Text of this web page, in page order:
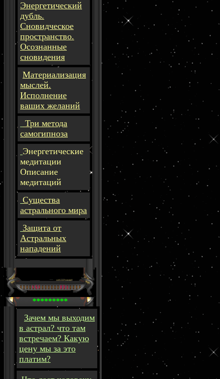
Энергетический
дубль.
Сновидческое
пространство.
Осознанные
сновидения
Материализация
мыслей.
Исполнение
ваших желаний
Три метода
самогипноза
Энергетические
медитации
Описание
медитаций
Существа
астрального мира
Защита от
Астральных
нападений
*********
Зачем мы выходим
в астрал? что там
встречаем? Какую
цену мы за это
платим?